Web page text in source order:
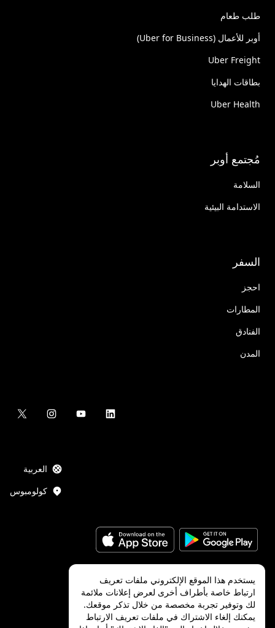
طلب طعام
أوبر للأعمال (Uber for Business)
Uber Freight
بطاقات الهدايا
Uber Health
مُجتمع أوبر
السلامة
الاستدامة البيئية
السفر
احجز
المطارات
الفنادق
المدن
العربية
كولومبوس
©
2026
Uber Technologies Inc.
يستخدم هذا الموقع الإلكتروني ملفات تعريف
ارتباط خاصة بأطراف أخرى لعرض إعلانات ملائمة
لك وتوفير تجربة مخصصة من خلال تذكر موقعك.
يمكنك إلغاء الاشتراك في ملفات تعريف الارتباط